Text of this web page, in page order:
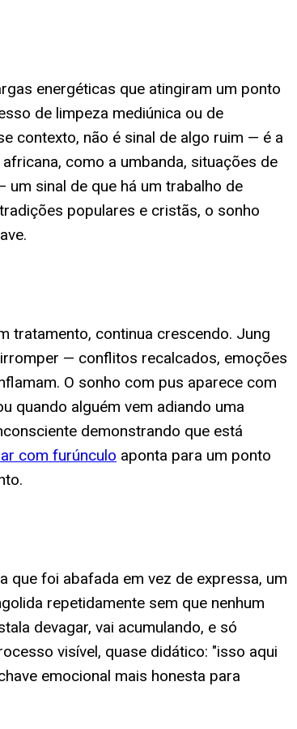
energéticas que atingiram um ponto
de limpeza mediúnica ou de
contexto, não é sinal de algo ruim — é a
como a umbanda, situações de
sinal de que há um trabalho de
populares e cristãs, o sonho
tratamento, continua crescendo. Jung
— conflitos recalcados, emoções
O sonho com pus aparece com
quando alguém vem adiando uma
demonstrando que está
com furúnculo aponta para um ponto
que foi abafada em vez de expressa, um
repetidamente sem que nenhum
devagar, vai acumulando, e só
visível, quase didático: "isso aqui
emocional mais honesta para